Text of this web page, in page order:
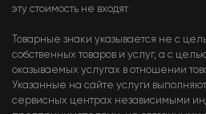
эту стоимость не входят
Товарные знаки указывается не с
собственных товаров и услуг, а с
оказываемых услугах в отношении
Указанные на сайте услуги
сервисных центрах независимыми